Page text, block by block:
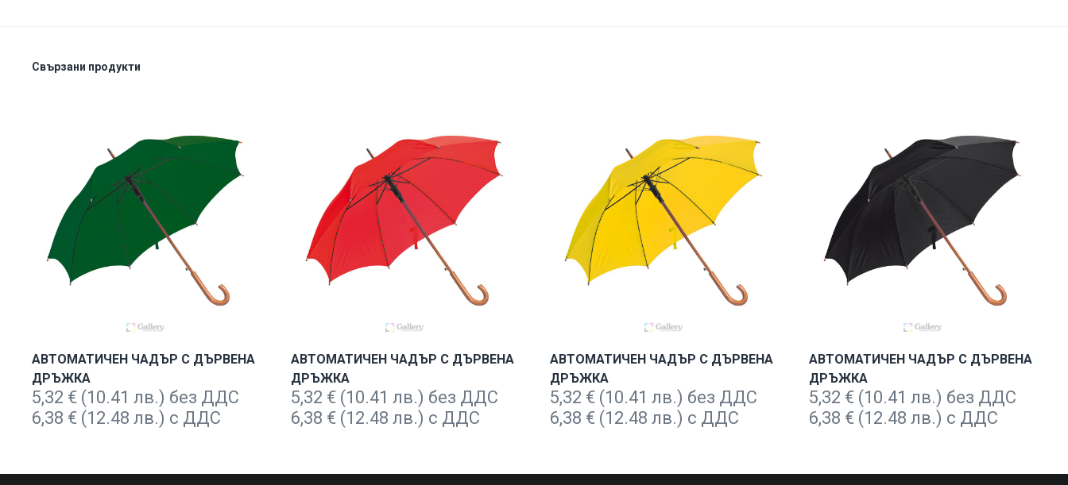
Свързани продукти
АВТОМАТИЧЕН ЧАДЪР С ДЪРВЕНА
ДРЪЖКА
5,32 € (10.41 лв.) без ДДС
6,38 € (12.48 лв.) с ДДС
АВТОМАТИЧЕН ЧАДЪР С ДЪРВЕНА
ДРЪЖКА
5,32 € (10.41 лв.) без ДДС
6,38 € (12.48 лв.) с ДДС
АВТОМАТИЧЕН ЧАДЪР С ДЪРВЕНА
ДРЪЖКА
5,32 € (10.41 лв.) без ДДС
6,38 € (12.48 лв.) с ДДС
АВТОМАТИЧЕН ЧАДЪР С ДЪРВЕНА
ДРЪЖКА
5,32 € (10.41 лв.) без ДДС
6,38 € (12.48 лв.) с ДДС